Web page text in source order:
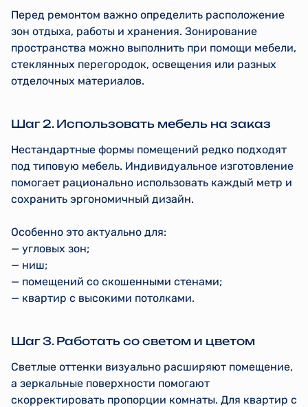
Перед ремонтом важно определить расположение
зон отдыха, работы и хранения. Зонирование
пространства можно выполнить при помощи мебели,
стеклянных перегородок, освещения или разных
отделочных материалов.
Шаг 2. Использовать мебель на заказ
Нестандартные формы помещений редко подходят
под типовую мебель. Индивидуальное изготовление
помогает рационально использовать каждый метр и
сохранить эргономичный дизайн.
Особенно это актуально для:
— угловых зон;
— ниш;
— помещений со скошенными стенами;
— квартир с высокими потолками.
Шаг 3. Работать со светом и цветом
Светлые оттенки визуально расширяют помещение,
а зеркальные поверхности помогают
скорректировать пропорции комнаты. Для квартир с